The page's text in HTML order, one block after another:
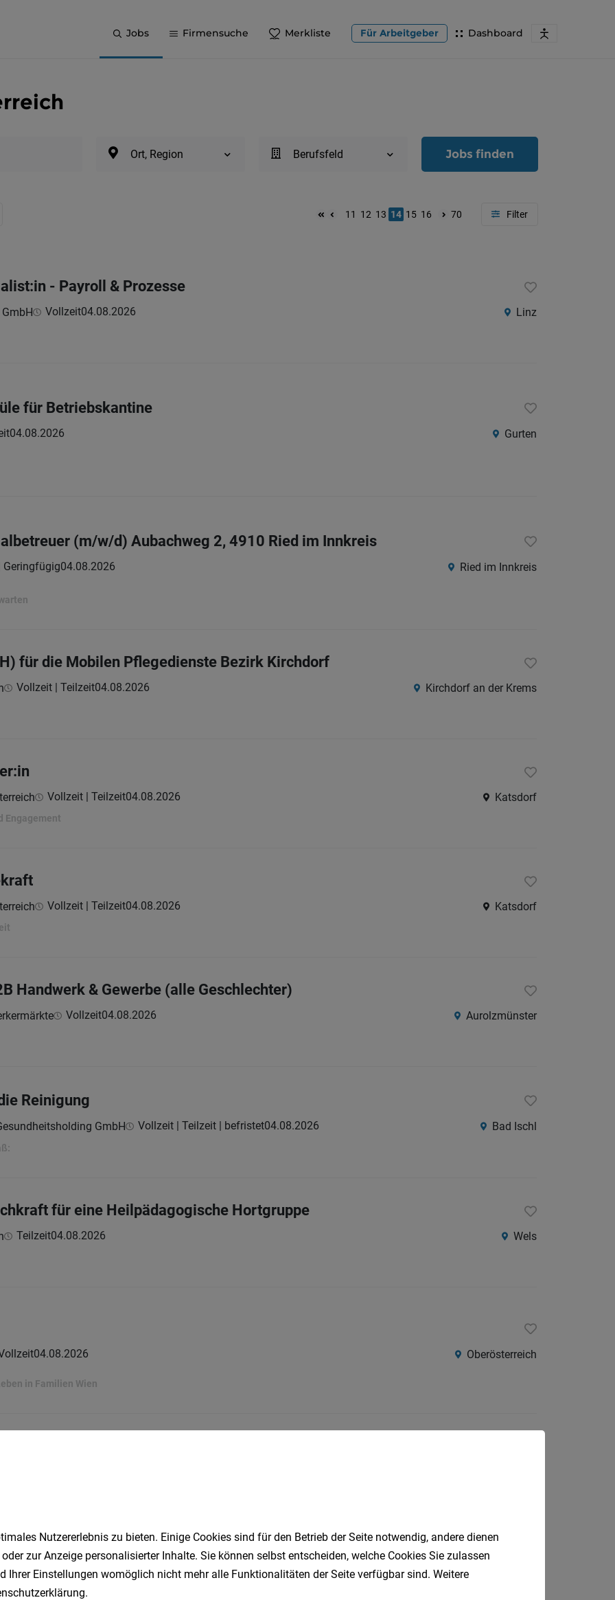
Jobs Firmensuche Merkliste Dashboard
Für Arbeitgeber
Ort, Region Berufsfeld Jobs finden
11 12 13 14 15 16 70
- Payroll & Prozesse
Vollzeit04.08.2026 Linz
für Betriebskantine
04.08.2026 Gurten
(m/w/d) Aubachweg 2, 4910 Ried im Innkreis
Geringfügig04.08.2026 Ried im Innkreis
für die Mobilen Pflegedienste Bezirk Kirchdorf
Vollzeit | Teilzeit04.08.2026 Kirchdorf an der Krems
Vollzeit | Teilzeit04.08.2026 Katsdorf
Engagement
Vollzeit | Teilzeit04.08.2026 Katsdorf
Handwerk & Gewerbe (alle Geschlechter)
Vollzeit04.08.2026 Aurolzmünster
Reinigung
GmbH Vollzeit | Teilzeit | befristet04.08.2026 Bad Ischl
für eine Heilpädagogische Hortgruppe
Teilzeit04.08.2026 Wels
04.08.2026 Oberösterreich
in Familien Wien
friseur- und kosmetikstudio für 35-40 Stunden
Vollzeit | Teilzeit
Nutzererlebnis zu bieten. Einige Cookies sind für den Betrieb der Seite notwendig, andere dienen
zur Anzeige personalisierter Inhalte. Sie können selbst entscheiden, welche Cookies Sie zulassen
Ihrer Einstellungen womöglich nicht mehr alle Funktionalitäten der Seite verfügbar sind. Weitere
.